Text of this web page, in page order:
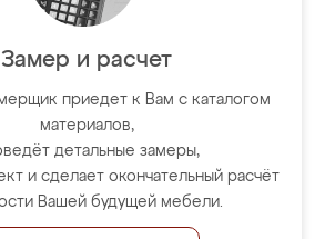
Замер и расчет
приедет к Вам с каталогом
материалов,
детальные замеры,
и сделает окончательный расчёт
Вашей будущей мебели.